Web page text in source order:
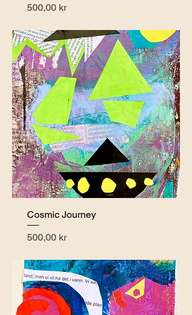
Pris
500,00 kr
Cosmic Journey
Pris
500,00 kr